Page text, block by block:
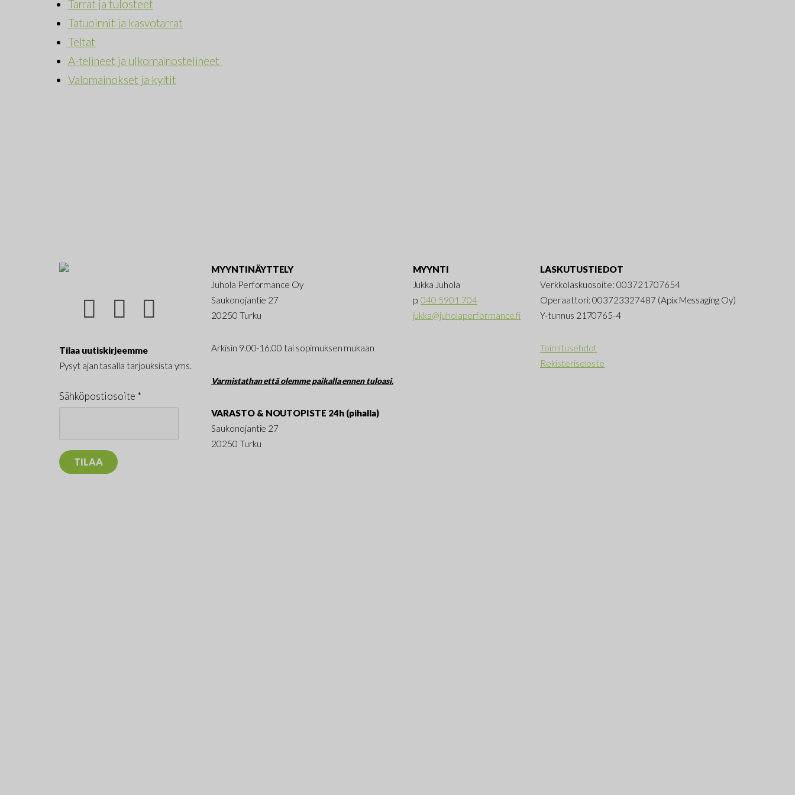
Tarrat ja tulosteet
Tatuoinnit ja kasvotarrat
Teltat
A-telineet ja ulkomainostelineet
Valomainokset ja kyltit
Tilaa uutiskirjeemme
Pysyt ajan tasalla tarjouksista yms.
Sähköpostiosoite *
MYYNTINÄYTTELY
Juhola Performance Oy
Saukonojantie 27
20250 Turku
Arkisin 9.00-16.00 tai sopimuksen mukaan
Varmistathan että olemme paikalla ennen tuloasi.
VARASTO & NOUTOPISTE 24h (pihalla)
Saukonojantie 27
20250 Turku
MYYNTI
Jukka Juhola
p.040 5901 704
jukka@juholaperformance.fi
LASKUTUSTIEDOT
Verkkolaskuosoite: 003721707654
Operaattori: 003723327487 (Apix Messaging Oy)
Y-tunnus 2170765-4
Toimitusehdot
Rekisteriseloste